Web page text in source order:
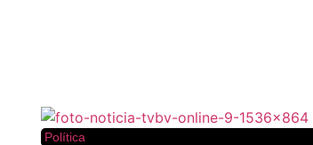
Política